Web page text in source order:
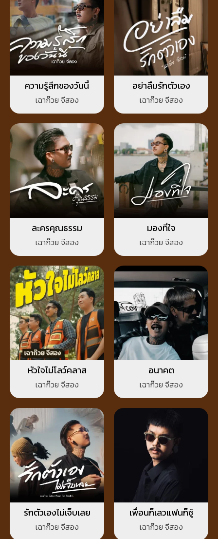
ความรู้สึกของวันนี้
เฉาก๊วย จีสอง
อย่าลืมรักตัวเอง
เฉาก๊วย จีสอง
ละครคุณธรรม
เฉาก๊วย จีสอง
มองที่ใจ
เฉาก๊วย จีสอง
หัวใจไม่โลว์คลาส
เฉาก๊วย จีสอง
อนาคต
เฉาก๊วย จีสอง
รักตัวเองไม่เจ็บเลย
เฉาก๊วย จีสอง
เพื่อนก็เลวแฟนก็ชู้
เฉาก๊วย จีสอง